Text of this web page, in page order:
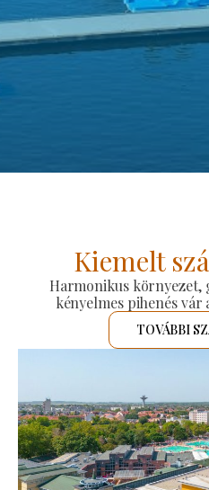
Kiemelt
Harmonikus környezet,
kényelmes pihenés vár
TOVÁBBI